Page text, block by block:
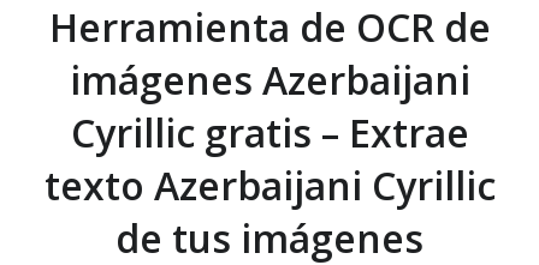
Herramienta de OCR de
imágenes Azerbaijani
Cyrillic gratis – Extrae
texto Azerbaijani Cyrillic
de tus imágenes